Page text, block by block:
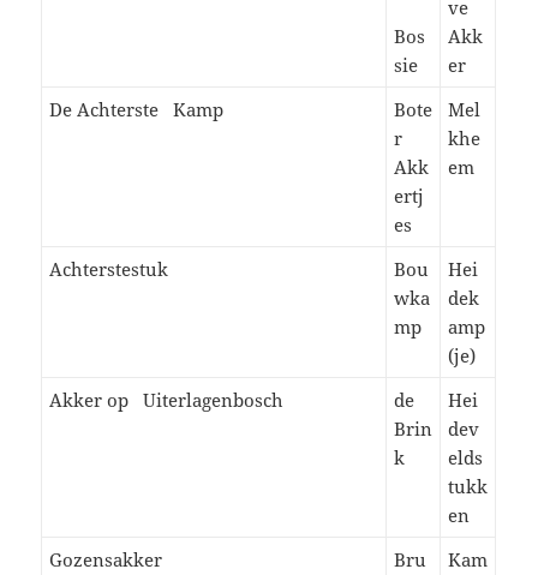
Bos
sie
ve
Akk
er
De Achterste Kamp
Bote
r
Akk
ertj
es
Mel
khe
em
Achterstestuk
Bou
wka
mp
Hei
dek
amp
(je)
Akker op Uiterlagenbosch
de
Brin
k
Hei
dev
elds
tukk
en
Gozensakker
Bru
Kam